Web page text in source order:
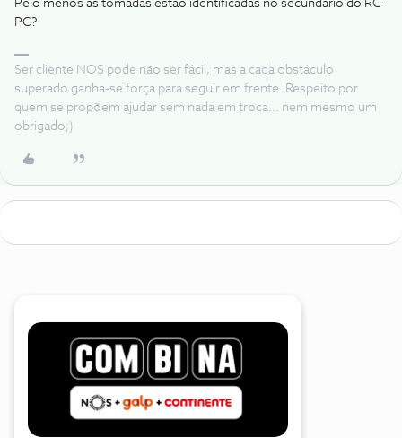
Pelo menos as tomadas estao identificadas no secundario do RC-
PC?
Ser cliente NOS pode não ser fácil, mas a cada obstáculo
superado ganha-se força para seguir em frente. Respeito por
quem se propõem ajudar sem nada em troca... nem mesmo um
obrigado;)